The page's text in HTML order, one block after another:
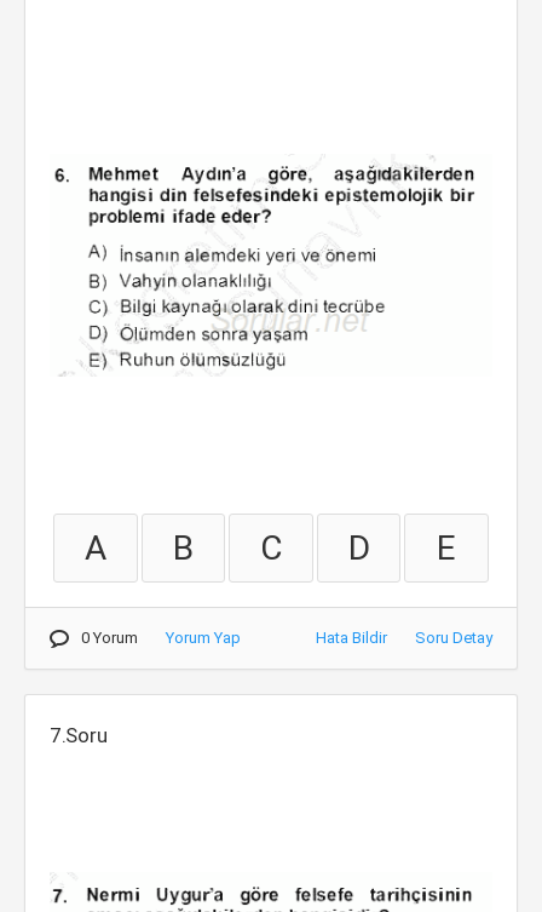
A B C D E
0 Yorum Yorum Yap Hata Bildir Soru Detay
7.Soru